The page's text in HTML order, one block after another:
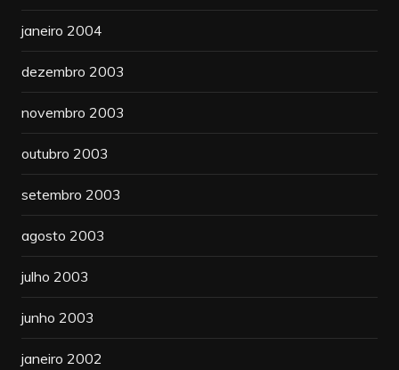
janeiro 2004
dezembro 2003
novembro 2003
outubro 2003
setembro 2003
agosto 2003
julho 2003
junho 2003
janeiro 2002